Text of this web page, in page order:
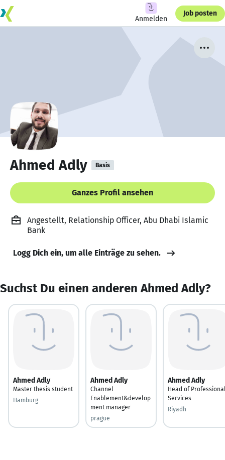
Anmelden
Job posten
Ahmed Adly Basis
Ganzes Profil ansehen
Angestellt, Relationship Officer, Abu Dhabi Islamic
Bank
Logg Dich ein, um alle Einträge zu sehen.
Suchst Du einen anderen Ahmed Adly?
Ahmed Adly
Master thesis student
Hamburg
Ahmed Adly
Channel
Enablement&develop
ment manager
prague
Ahmed Adly
Head of
Services
Riyadh